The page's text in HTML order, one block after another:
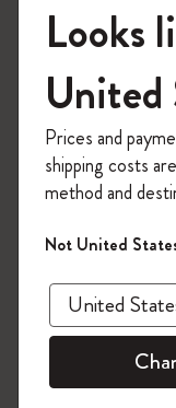
ン」、Nコード技
マグネット式充
スマート ライティ
キンストアおよ
途モレスキンス
スキンスマートノ
追加していく予定
モレスキンノート
からダウンロー
はこちらをご参照
モレ
「
文が10%オ
ール・
Moleskine
ァーや会員
レーシ
Looks
United
Prices and
shipping costs
method and
Not United